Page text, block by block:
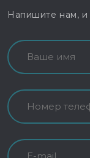
Напишите нам,